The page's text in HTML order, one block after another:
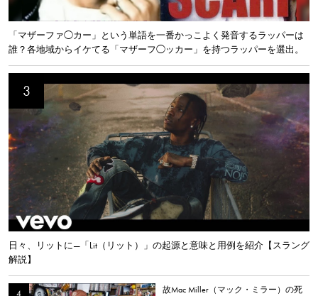
「マザーファ◯カー」という単語を一番かっこよく発音するラッパーは
誰？各地域からイケてる「マザーフ◯ッカー」を持つラッパーを選出。
日々、リットに—「Lit（リット）」の起源と意味と用例を紹介【スラング
解説】
故Mac Miller（マック・ミラー）の死